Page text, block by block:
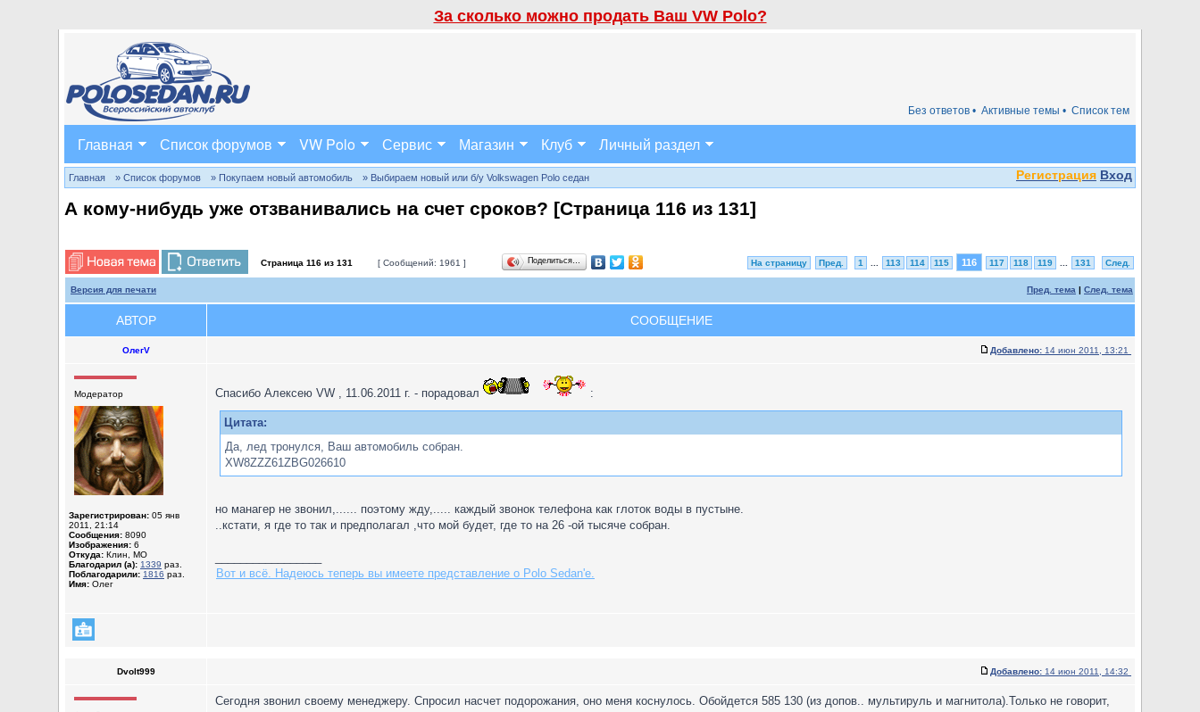
За сколько можно продать Ваш VW Polo?
Список тем
Активные темы •
Без ответов •
Главная Список форумов VW Polo Сервис Магазин Клуб Личный раздел
Регистрация Вход
Главная » Список форумов » Покупаем новый автомобиль » Выбираем новый или б/у Volkswagen Polo седан
А кому-нибудь уже отзванивались на счет сроков? [Страница 116 из 131]
Страница 116 из 131 [ Сообщений: 1961 ] Поделиться… На страницу Пред. 1 113 114 115 116 117 118 119 131 След.
Версия для печати Пред. тема | След. тема
АВТОР СООБЩЕНИЕ
ОлегV Добавлено: 14 июн 2011, 13:21
Модератор
Зарегистрирован: 05 янв
2011, 21:14
Сообщения: 8090
Изображения: 6
Откуда: Клин, МО
Благодарил (а): 1339 раз.
Поблагодарили: 1816 раз.
Имя: Олег
Спасибо Алексею VW , 11.06.2011 г. - порадовал :
Цитата:
Да, лед тронулся, Ваш автомобиль собран.
XW8ZZZ61ZBG026610
но манагер не звонил,...... поэтому жду,..... каждый звонок телефона как глоток воды в пустыне.
..кстати, я где то так и предполагал ,что мой будет, где то на 26 -ой тысяче собран.
Вот и всё. Надеюсь теперь вы имеете представление о Polo Sedan'е.
Dvolt999 Добавлено: 14 июн 2011, 14:32
Сегодня звонил своему менеджеру. Спросил насчет подорожания, оно меня коснулось. Обойдется 585 130 (из допов.. мультируль и магнитола).Только не говорит,